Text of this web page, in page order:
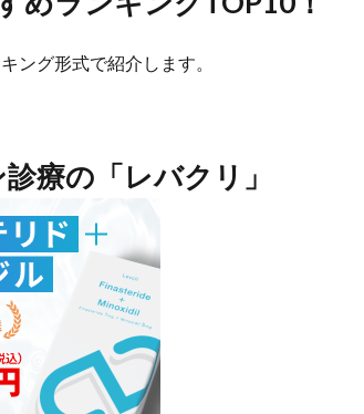
ング形式で紹介します。
療の「レバクリ」